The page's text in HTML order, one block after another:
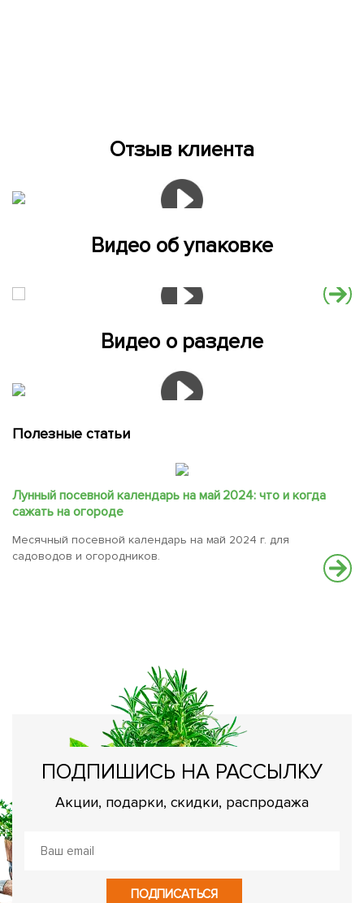
Отзыв клиента
Видео об упаковке
Видео о разделе
Полезные статьи
Лунный посевной календарь на май 2024: что и когда
сажать на огороде
Месячный посевной календарь на май 2024 г. для
садоводов и огородников.
ПОДПИШИСЬ НА РАССЫЛКУ
Акции, подарки, скидки, распродажа
ПОДПИСАТЬСЯ